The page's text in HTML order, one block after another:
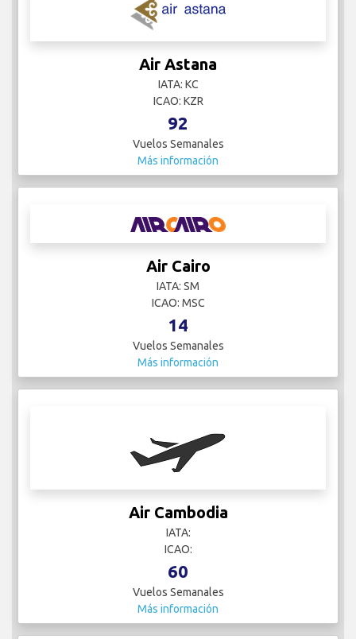
Air Astana
IATA: KC
ICAO: KZR
92
Vuelos Semanales
Más información
Air Cairo
IATA: SM
ICAO: MSC
14
Vuelos Semanales
Más información
Air Cambodia
IATA:
ICAO:
60
Vuelos Semanales
Más información